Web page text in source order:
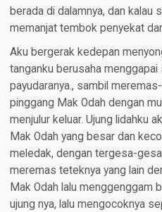
berada di dalamnya, dan kalau
memanjat tembok penyekat
Aku bergerak kedepan
tanganku berusaha menggapai
payudaranya., sambil
pinggang Mak Odah dengan
menjulur keluar. Ujung lidahku
Mak Odah yang besar dan
meledak, dengan tergesa-
meremas teteknya yang lain
Mak Odah lalu menggenggam
ujung nya, lalu mengocoknya